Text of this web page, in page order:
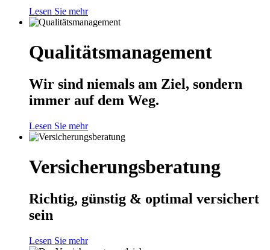
Lesen Sie mehr
Qualitätsmanagement
Wir sind niemals am Ziel, sondern
immer auf dem Weg.
Lesen Sie mehr
Versicherungsberatung
Richtig, günstig & optimal versichert
sein
Lesen Sie mehr